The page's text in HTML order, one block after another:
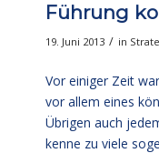
Führung
19. Juni 2013 / in
Vor einiger Zeit
vor allem eines
Übrigen auch
kenne zu viele